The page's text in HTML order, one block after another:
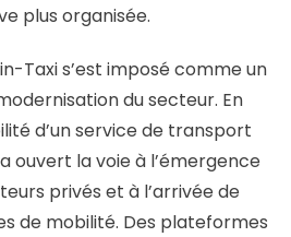
plus organisée.
Taxi s’est imposé comme un
du secteur. En
d’un service de transport
ouvert la voie à l’émergence
privés et à l’arrivée de
de mobilité. Des plateformes